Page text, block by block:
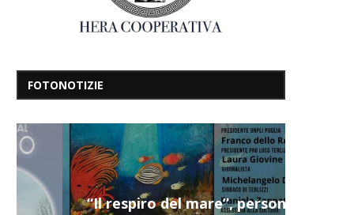
FOTONOTIZIE
“Il respiro del mare”, personale